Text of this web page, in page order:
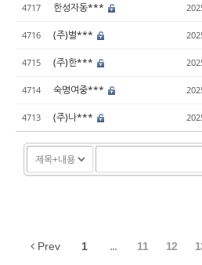
4717 한성자동***
4716 (주)별***
4715 (주)한***
4714 숙명여중***
4713 (주)나***
Prev 1 ... 11 12